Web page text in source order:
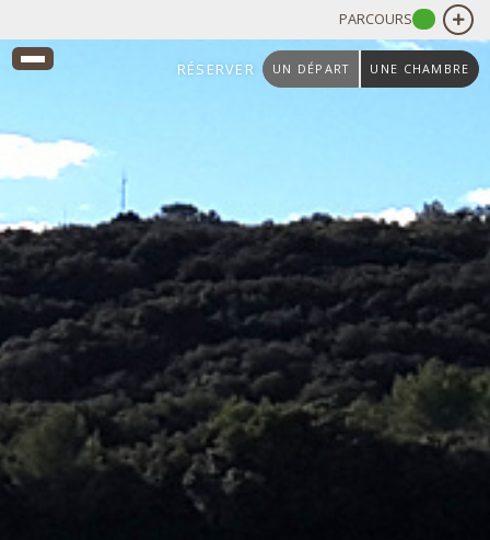
RÉSERVER UN DÉPART UNE CHAMBRE
PARCOURS